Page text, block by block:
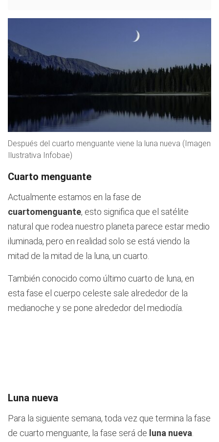
Después del cuarto menguante viene la luna nueva (Imagen
Ilustrativa Infobae)
Cuarto menguante
Actualmente estamos en la fase de
cuartomenguante, esto significa que el satélite
natural que rodea nuestro planeta parece estar medio
iluminada, pero en realidad solo se está viendo la
mitad de la mitad de la luna, un cuarto.
También conocido como último cuarto de luna, en
esta fase el cuerpo celeste sale alrededor de la
medianoche y se pone alrededor del mediodía.
Luna nueva
Para la siguiente semana, toda vez que termina la fase
de cuarto menguante, la fase será de luna nueva.